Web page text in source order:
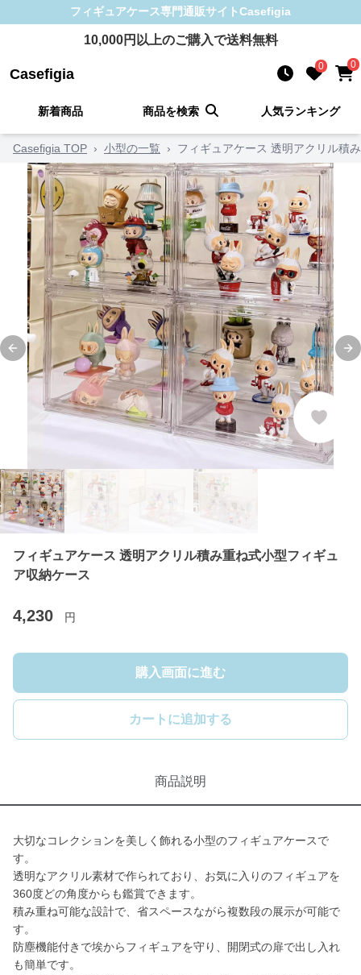
フィギュアケース専門通販サイトCasefigia
10,000円以上のご購入で送料無料
Casefigia 0 0
新着商品 商品を検索 人気ランキング
Casefigia TOP › 小型の一覧 › フィギュアケース 透明アクリル積
Previous slide
フィギュアケース 透明アクリル積み重ね式小型フィギュ
ア収納ケース
4,230 円
購入画面に進む
カートに追加する
商品説明
大切なコレクションを美しく飾れる小型のフィギュアケースで
す。
透明なアクリル素材で作られており、お気に入りのフィギュアを
360度どの角度からも鑑賞できます。
積み重ね可能な設計で、省スペースながら複数段の展示が可能で
す。
防塵機能付きで埃からフィギュアを守り、開閉式の扉で出し入れ
も簡単です。